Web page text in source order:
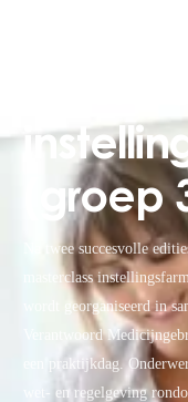
(groep
Na twee succesvolle
masterclass
wordt georganiseerd in
Verantwoord
een praktijkdag.
wet- en regelgeving